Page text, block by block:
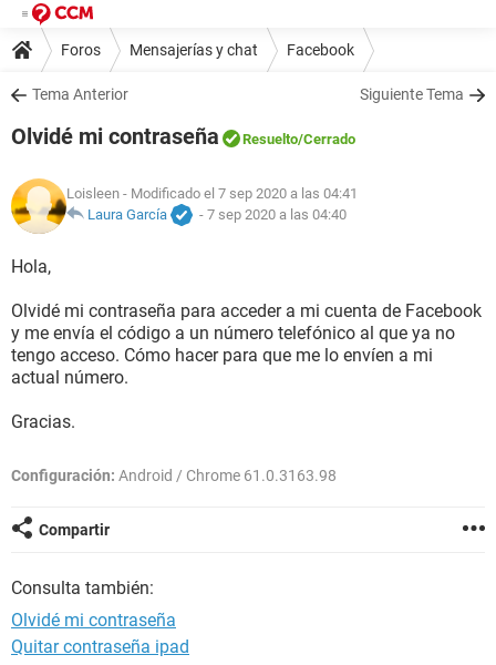
Foros Mensajerías y chat Facebook
Tema Anterior Siguiente Tema
Olvidé mi contraseña Resuelto/Cerrado
Loisleen - Modificado el 7 sep 2020 a las 04:41
Laura García
- 7 sep 2020 a las 04:40
Hola,
Olvidé mi contraseña para acceder a mi cuenta de Facebook
y me envía el código a un número telefónico al que ya no
tengo acceso. Cómo hacer para que me lo envíen a mi
actual número.
Gracias.
Configuración: Android / Chrome 61.0.3163.98
Compartir
Consulta también:
Olvidé mi contraseña
Quitar contraseña ipad